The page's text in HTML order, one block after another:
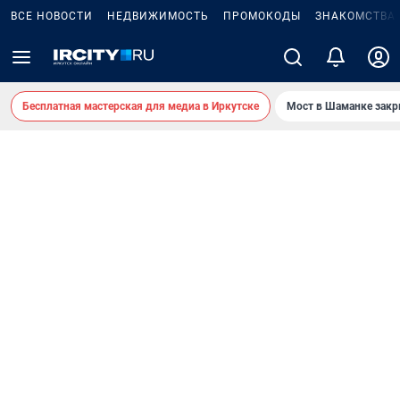
ВСЕ НОВОСТИ НЕДВИЖИМОСТЬ ПРОМОКОДЫ ЗНАКОМСТВА
Бесплатная мастерская для медиа в Иркутске Мост в Шаманке